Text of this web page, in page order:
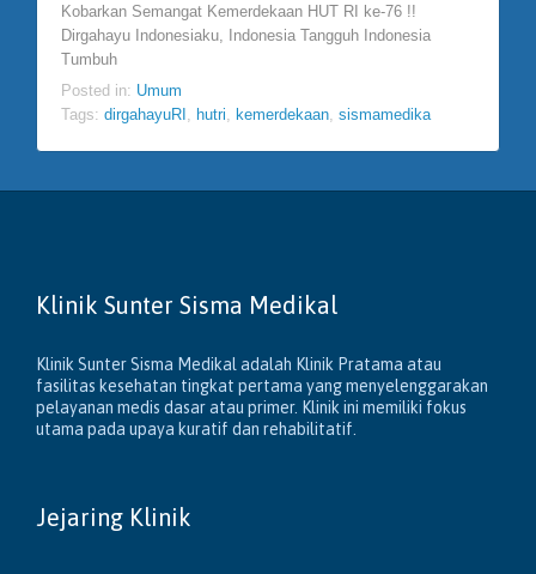
Kobarkan Semangat Kemerdekaan HUT RI ke-76 !!
Dirgahayu Indonesiaku, Indonesia Tangguh Indonesia
Tumbuh
Posted in: Umum
Tags: dirgahayuRI , hutri, kemerdekaan, sismamedika
Klinik Sunter Sisma Medikal
Klinik Sunter Sisma Medikal adalah Klinik Pratama atau
fasilitas kesehatan tingkat pertama yang menyelenggarakan
pelayanan medis dasar atau primer. Klinik ini memiliki fokus
utama pada upaya kuratif dan rehabilitatif.
Jejaring Klinik